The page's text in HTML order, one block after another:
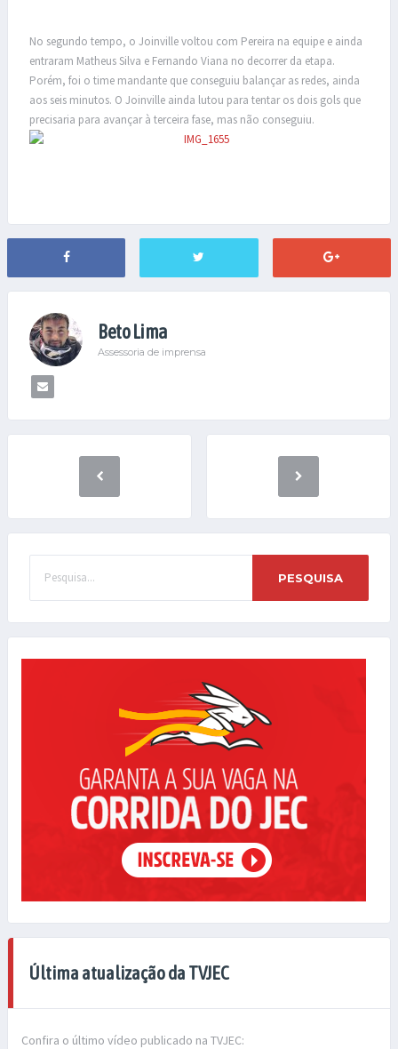
No segundo tempo, o Joinville voltou com Pereira na equipe e ainda
entraram Matheus Silva e Fernando Viana no decorrer da etapa.
Porém, foi o time mandante que conseguiu balançar as redes, ainda
aos seis minutos. O Joinville ainda lutou para tentar os dois gols que
precisaria para avançar à terceira fase, mas não conseguiu.
Beto Lima
Assessoria de imprensa
PESQUISA
Última atualização da TVJEC
Confira o último vídeo publicado na TVJEC: